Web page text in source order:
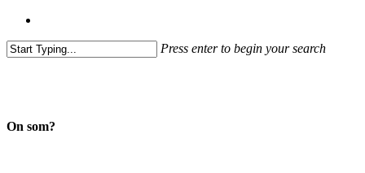
Press enter to begin your search
On som?